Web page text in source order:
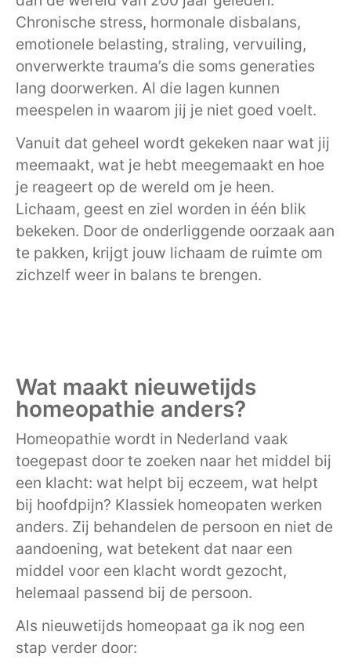
Chronische stress, hormonale disbalans,
emotionele belasting, straling, vervuiling,
onverwerkte trauma’s die soms generaties
lang doorwerken. Al die lagen kunnen
meespelen in waarom jij je niet goed voelt.
Vanuit dat geheel wordt gekeken naar wat jij
meemaakt, wat je hebt meegemaakt en hoe
je reageert op de wereld om je heen.
Lichaam, geest en ziel worden in één blik
bekeken. Door de onderliggende oorzaak aan
te pakken, krijgt jouw lichaam de ruimte om
zichzelf weer in balans te brengen.
Wat maakt nieuwetijds
homeopathie anders?
Homeopathie wordt in Nederland vaak
toegepast door te zoeken naar het middel bij
een klacht: wat helpt bij eczeem, wat helpt
bij hoofdpijn? Klassiek homeopaten werken
anders. Zij behandelen de persoon en niet de
aandoening, wat betekent dat naar een
middel voor een klacht wordt gezocht,
helemaal passend bij de persoon.
Als nieuwetijds homeopaat ga ik nog een
stap verder door: